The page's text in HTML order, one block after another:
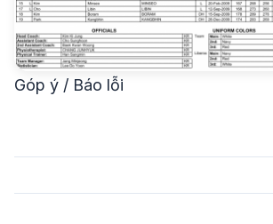
Góp ý / Báo lỗi